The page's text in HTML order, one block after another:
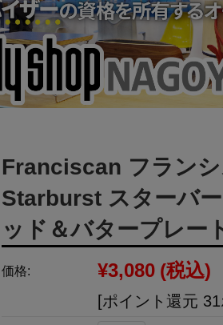
Franciscan フラン
Starburst スターバ
ッド＆バタープレー
価格: ¥3,080 (税込)
[ポイント還元